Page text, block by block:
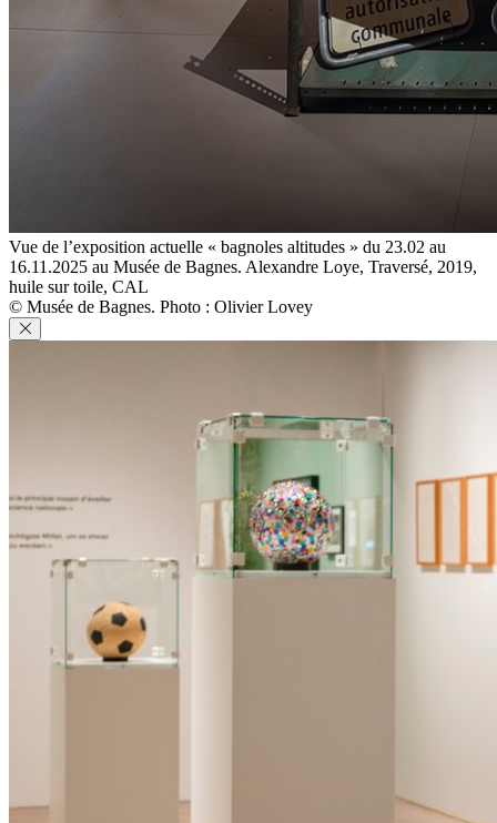
Vue de l’exposition actuelle « bagnoles altitudes » du 23.02 au
16.11.2025 au Musée de Bagnes. Alexandre Loye, Traversé, 2019,
huile sur toile, CAL
© Musée de Bagnes. Photo : Olivier Lovey